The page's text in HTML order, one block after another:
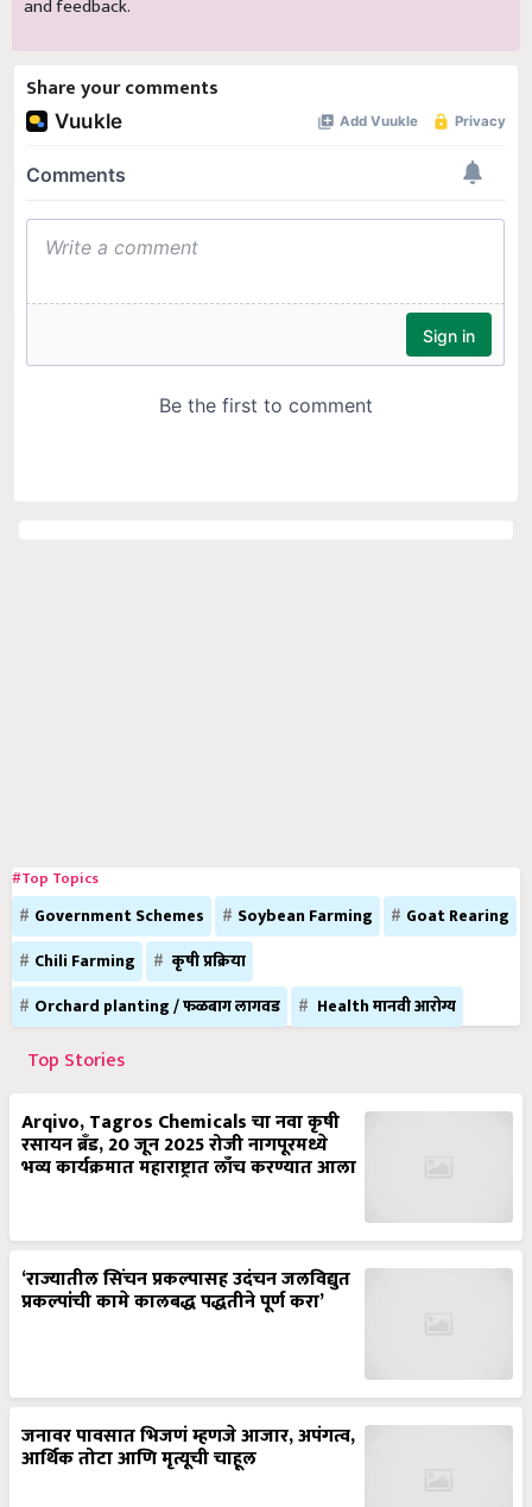
and feedback.
Share your comments
#Top Topics
Government Schemes Soybean Farming
Goat Rearing
Chili Farming
कृषी प्रक्रिया
Orchard planting / फळबाग लागवड
Health मानवी आरोग्य
Top Stories
Arqivo, Tagros Chemicals चा नवा कृषी
रसायन ब्रँड, 20 जून 2025 रोजी नागपूरमध्ये
भव्य कार्यक्रमात महाराष्ट्रात लाँच करण्यात आला
‘राज्यातील सिंचन प्रकल्पासह उदंचन जलविद्युत
प्रकल्पांची कामे कालबद्ध पद्धतीने पूर्ण करा’
जनावर पावसात भिजणं म्हणजे आजार, अपंगत्व,
आर्थिक तोटा आणि मृत्यूची चाहूल